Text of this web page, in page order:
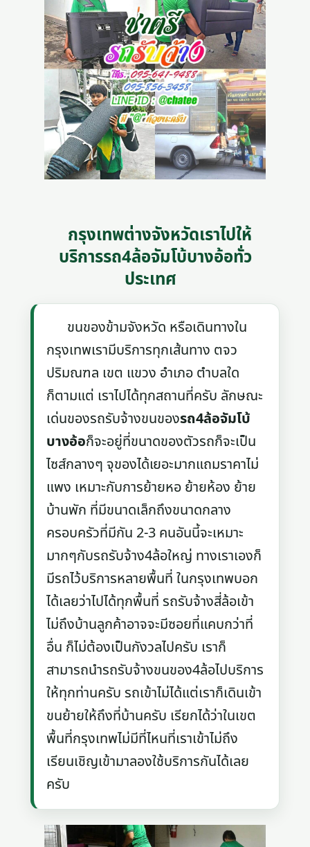
กรุงเทพต่างจังหวัดเราไปให้
บริการรถ4ล้อจัมโบ้บางอ้อทั่ว
ประเทศ
ขนของข้ามจังหวัด หรือเดินทางใน
กรุงเทพเรามีบริการทุกเส้นทาง ตจว
ปริมณฑล เขต แขวง อำเภอ ตำบลใด
ก็ตามแต่ เราไปได้ทุกสถานที่ครับ ลักษณะ
เด่นของรถรับจ้างขนของรถ4ล้อจัมโบ้
บางอ้อก็จะอยู่ที่ขนาดของตัวรถก็จะเป็น
ไซส์กลางๆ จุของได้เยอะมากแถมราคาไม่
แพง เหมาะกับการย้ายหอ ย้ายห้อง ย้าย
บ้านพัก ที่มีขนาดเล็กถึงขนาดกลาง
ครอบครัวที่มีกัน 2-3 คนอันนี้จะเหมาะ
มากๆกับรถรับจ้าง4ล้อใหญ่ ทางเราเองก็
มีรถไว้บริการหลายพื้นที่ ในกรุงเทพบอก
ได้เลยว่าไปได้ทุกพื้นที่ รถรับจ้างสี่ล้อเข้า
ไม่ถึงบ้านลูกค้าอาจจะมีซอยที่แคบกว่าที่
อื่น ก็ไม่ต้องเป็นกังวลไปครับ เราก็
สามารถนำรถรับจ้างขนของ4ล้อไปบริการ
ให้ทุกท่านครับ รถเข้าไม่ได้แต่เราก็เดินเข้า
ขนย้ายให้ถึงที่บ้านครับ เรียกได้ว่าในเขต
พื้นที่กรุงเทพไม่มีที่ไหนที่เราเข้าไม่ถึง
เรียนเชิญเข้ามาลองใช้บริการกันได้เลย
ครับ